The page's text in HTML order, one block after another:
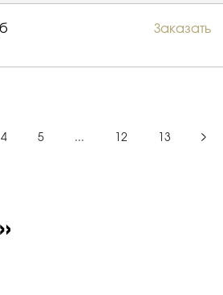
Заказать
4 5 ... 12 13